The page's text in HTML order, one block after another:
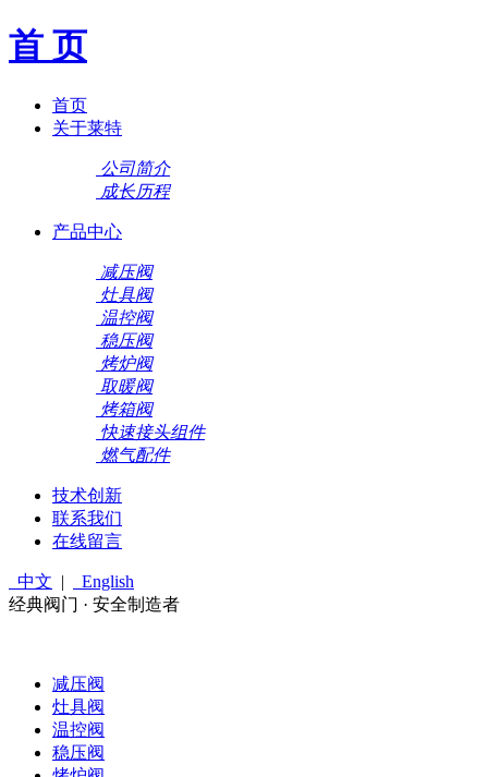
首 页
首页
关于莱特
公司简介
成长历程
产品中心
减压阀
灶具阀
温控阀
稳压阀
烤炉阀
取暖阀
烤箱阀
快速接头组件
燃气配件
技术创新
联系我们
在线留言
中文 |
English
经典阀门 · 安全制造者
减压阀
灶具阀
温控阀
稳压阀